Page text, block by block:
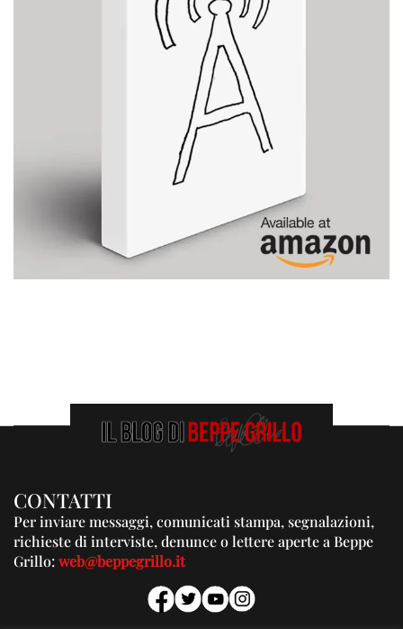
CONTATTI
Per inviare messaggi, comunicati stampa, segnalazioni,
richieste di interviste, denunce o lettere aperte a Beppe
Grillo:web@beppegrillo.it